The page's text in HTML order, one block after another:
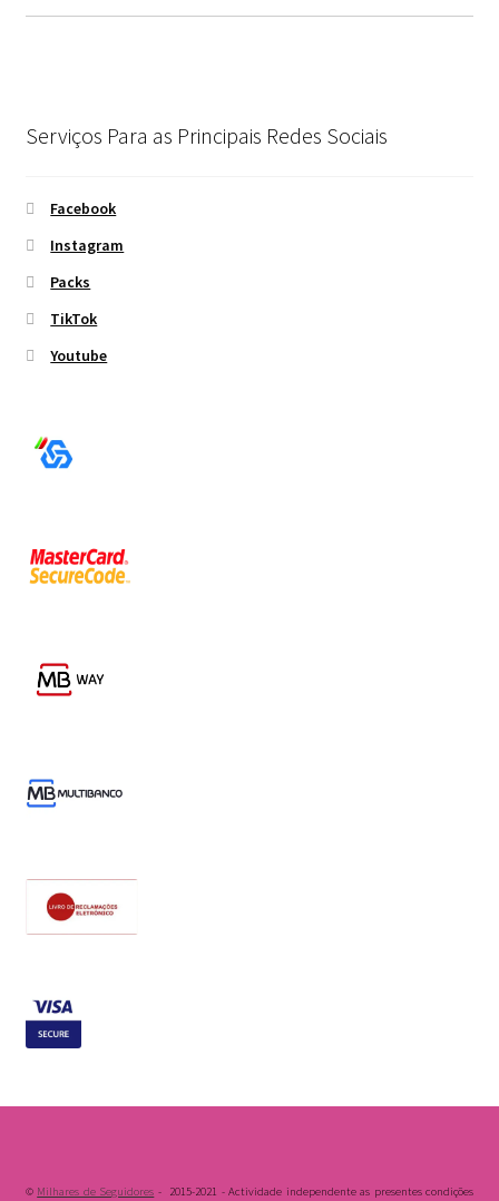
Serviços Para as Principais Redes Sociais
Facebook
Instagram
Packs
TikTok
Youtube
© Milhares de Seguidores - 2015-2021 - Actividade independente as presentes condições